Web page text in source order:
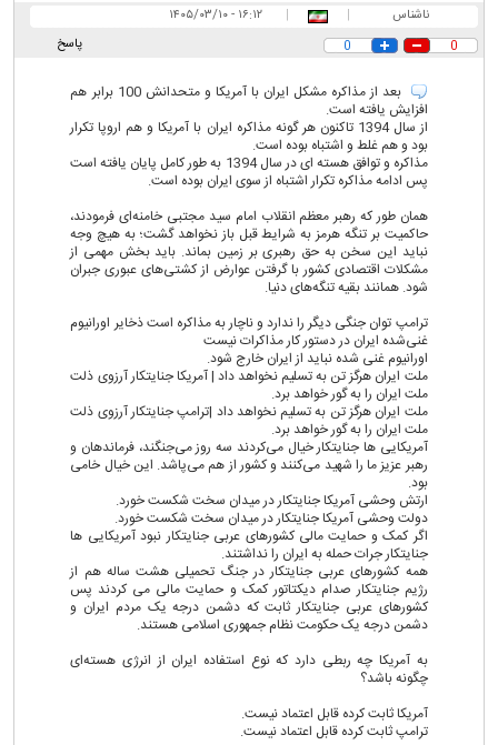
ناشناس |
|
۱۶:۱۲ - ۱۴۰۵/۰۳/۱۰
پاسخ
0
0
بعد از مذاکره مشکل ایران با آمریکا و متحدانش 100 برابر هم
افزایش یافته است.
از سال 1394 تاکنون هر گونه مذاکره ایران با آمریکا و هم اروپا تکرار
بود و هم غلط و اشتباه بوده است.
مذاکره و توافق هسته ای در سال 1394 به طور کامل پایان یافته است
پس ادامه مذاکره تکرار اشتباه از سوی ایران بوده است.
همان طور که رهبر معظم انقلاب امام سید مجتبی خامنه‌ای فرمودند،
حاکمیت بر تنگه هرمز به شرایط قبل باز نخواهد گشت؛ به هیچ‌ وجه
نباید این سخن به حق رهبری بر زمین بماند. باید بخش مهمی از
مشکلات اقتصادی کشور با گرفتن عوارض از کشتی‌های عبوری جبران
شود. همانند بقیه تنگه‌های دنیا.
ترامپ توان جنگی دیگر را ندارد و ناچار به مذاکره است ذخایر اورانیوم
غنی‌شده ایران در دستور کار مذاکرات نیست
اورانیوم غنی شده نباید از ایران خارج شود.
ملت ایران هرگز تن به تسلیم نخواهد داد | آمریکا جنایتکار آرزوی ذلت
ملت ایران را به گور خواهد برد.
ملت ایران هرگز تن به تسلیم نخواهد داد |ترامپ جنایتکار آرزوی ذلت
ملت ایران را به گور خواهد برد.
آمریکایی ها جنایتکار خیال می‌کردند سه روز می‌جنگند، فرماندهان و
رهبر عزیز ما را شهید می‌کنند و کشور از هم می‌پاشد. این خیال خامی
بود.
ارتش وحشی آمریکا جنایتکار در میدان سخت شکست خورد.
دولت وحشی آمریکا جنایتکار در میدان سخت شکست خورد.
اگر کمک و حمایت مالی کشورهای عربی جنایتکار نبود آمریکایی ها
جنایتکار جرات حمله به ایران را نداشتند.
همه کشورهای عربی جنایتکار در جنگ تحمیلی هشت ساله هم از
رژیم جنایتکار صدام دیکتاتور کمک و حمایت مالی می کردند پس
کشورهای عربی جنایتکار ثابت که دشمن درجه یک مردم ایران و
دشمن درجه یک حکومت نظام جمهوری اسلامی هستند.
به آمریکا چه ربطی دارد که نوع استفاده ایران از انرژی هسته‌ای
چگونه باشد؟
آمریکا ثابت کرده قابل اعتماد نیست.
ترامپ ثابت کرده قابل اعتماد نیست.